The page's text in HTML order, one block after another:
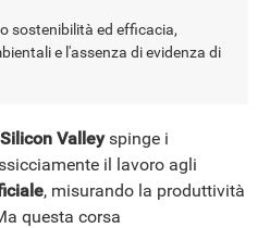
sostenibilità ed efficacia,
e l'assenza di evidenza di
Valleyspinge i
il lavoro agli
, misurando la produttività
questa corsa